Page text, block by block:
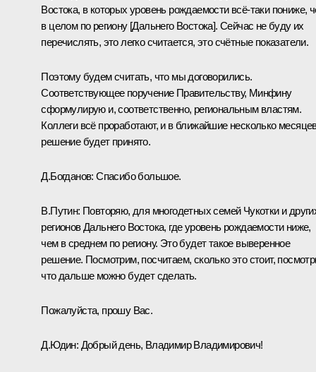
Востока, в которых уровень рождаемости всё-таки пониже,
в целом по региону [Дальнего Востока]. Сейчас не буду их
перечислять, это легко считается, это счётные показатели.
Поэтому будем считать, что мы договорились.
Соответствующее поручение Правительству, Минфину
сформулирую и, соответственно, региональным властям.
Коллеги всё проработают, и в ближайшие несколько
решение будет принято.
Д.Богданов: Спасибо большое.
В.Путин: Повторяю, для многодетных семей Чукотки и
регионов Дальнего Востока, где уровень рождаемости ниже,
чем в среднем по региону. Это будет такое выверенное
решение. Посмотрим, посчитаем, сколько это стоит,
что дальше можно будет сделать.
Пожалуйста, прошу Вас.
Д.Юдин: Добрый день, Владимир Владимирович!